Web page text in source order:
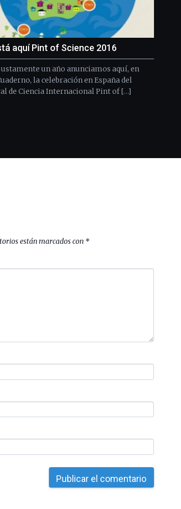
aquí Pint of Science 2016
un año anunciamos aquí, en
la celebración en España del
de Ciencia Internacional Pint of […]
están marcados con *